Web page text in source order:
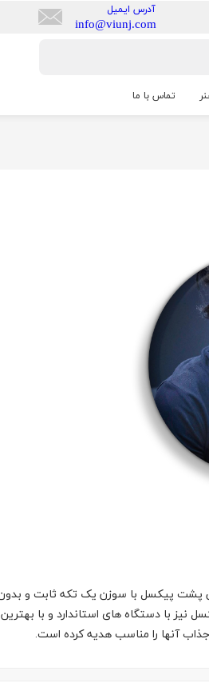
تماس با ما
​آدرس ایمیل
info@viunj.com
پیکسل با سوزن یک تکه ثابت و بدون
با دستگاه های استاندارد و با
آنها را مناسب هدیه کرده است.